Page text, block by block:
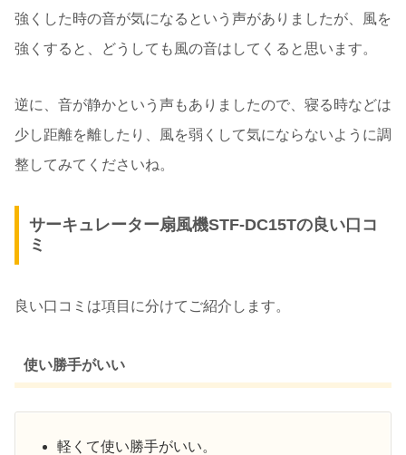
強くした時の音が気になるという声がありましたが、風を
強くすると、どうしても風の音はしてくると思います。
逆に、音が静かという声もありましたので、寝る時などは
少し距離を離したり、風を弱くして気にならないように調
整してみてくださいね。
サーキュレーター扇風機STF-DC15Tの良い口コ
ミ
良い口コミは項目に分けてご紹介します。
使い勝手がいい
軽くて使い勝手がいい。